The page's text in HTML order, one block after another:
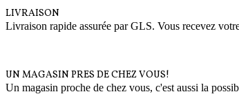
LIVRAISON
Livraison rapide assurée par GLS. Vous recevez
UN MAGASIN PRES DE CHEZ VOUS!
Un magasin proche de chez vous, c'est aussi la